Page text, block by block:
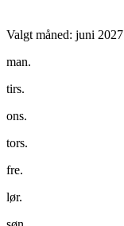
Valgt måned: juni 2027
man.
tirs.
ons.
tors.
fre.
lør.